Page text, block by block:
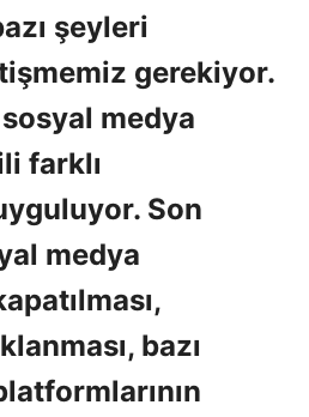
şeyleri
gerekiyor.
medya
farklı
Son
medya
bazı